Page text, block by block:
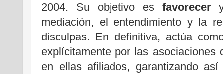
2004. Su objetivo es favorecer
mediación, el entendimiento y la
disculpas. En definitiva, actúa
explícitamente por las asociaciones
en ellas afiliados, garantizando